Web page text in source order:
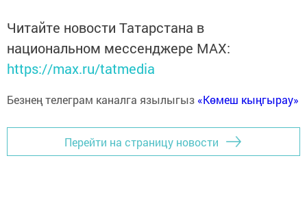
Читайте новости Татарстана в
национальном мессенджере MАХ:
https://max.ru/tatmedia
Безнең телеграм каналга язылыгыз «Көмеш кыңгырау»
Перейти на страницу новости